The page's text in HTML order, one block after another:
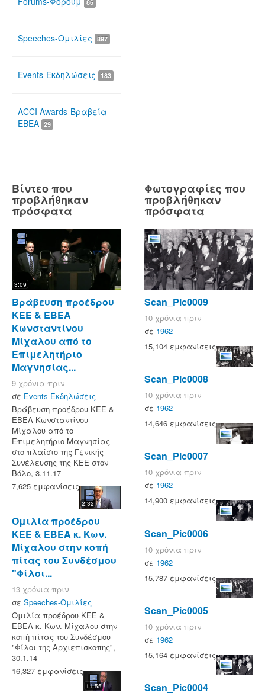
86
Speeches-Ομιλίες 897
Events-Εκδηλώσεις 183
ACCI Awards-Βραβεία
ΕΒΕΑ 29
Βίντεο που
προβλήθηκαν
πρόσφατα
3:09
Βράβευση προέδρου
ΚΕΕ & ΕΒΕΑ
Κωνσταντίνου
Μίχαλου από το
Επιμελητήριο
Μαγνησίας...
9 χρόνια πριν
σε Events-Εκδηλώσεις
Βράβευση προέδρου ΚΕΕ &
ΕΒΕΑ Κωνσταντίνου
Μίχαλου από το
Επιμελητήριο Μαγνησίας
στο πλαίσιο της Γενικής
Συνέλευσης της ΚΕΕ στον
Βόλο, 3.11.17
7,625 εμφανίσεις
2:32
Ομιλία προέδρου
ΚΕΕ & ΕΒΕΑ κ. Κων.
Μίχαλου στην κοπή
πίτας του Συνδέσμου
"Φίλοι...
13 χρόνια πριν
σε Speeches-Ομιλίες
Ομιλία προέδρου ΚΕΕ &
ΕΒΕΑ κ. Κων. Μίχαλου στην
κοπή πίτας του Συνδέσμου
"Φίλοι της Αρχιεπισκοπης",
30.1.14
16,327 εμφανίσεις
11:55
Φωτογραφίες που
προβλήθηκαν
πρόσφατα
Scan_Pic0009
10 χρόνια πριν
σε 1962
15,104 εμφανίσεις
Scan_Pic0008
10 χρόνια πριν
σε 1962
14,646 εμφανίσεις
Scan_Pic0007
10 χρόνια πριν
σε 1962
14,900 εμφανίσεις
Scan_Pic0006
10 χρόνια πριν
σε 1962
15,787 εμφανίσεις
Scan_Pic0005
10 χρόνια πριν
σε 1962
15,164 εμφανίσεις
Scan_Pic0004